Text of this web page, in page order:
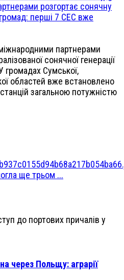
розгортає сонячну
перші 7 СЕС вже
партнерами
сонячної генерації
громадах Сумської,
областей вже встановлено
загальною потужністю
ще трьом ...
через Польщу: аграрії